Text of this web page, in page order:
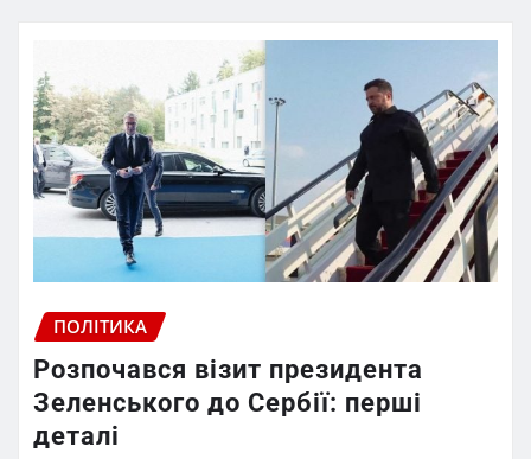
ПОЛІТИКА
Розпочався візит президента
Зеленського до Сербії: перші
деталі